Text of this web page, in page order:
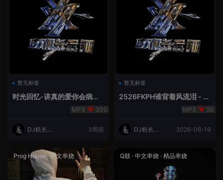
暂无标签
时光回忆-讲真的爱你会病变
300
DJ机长云
3周前
暂无标签
2526FKPH谁背着风流泪 - D
50
DJ机长云
2026-06-19
Prog House ·中文串烧 Q鼓 · 中文串烧 · 精品串烧